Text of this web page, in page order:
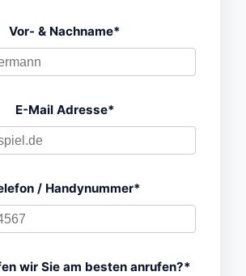
Vor- & Nachname*
E-Mail Adresse*
/ Handynummer*
wir Sie am besten anrufen?*